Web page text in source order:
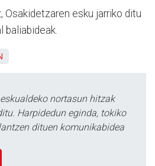
Osakidetzaren esku jarriko ditu
baliabideak.
nortasun hitzak
Harpidedun eginda, tokiko
dituen komunikabidea